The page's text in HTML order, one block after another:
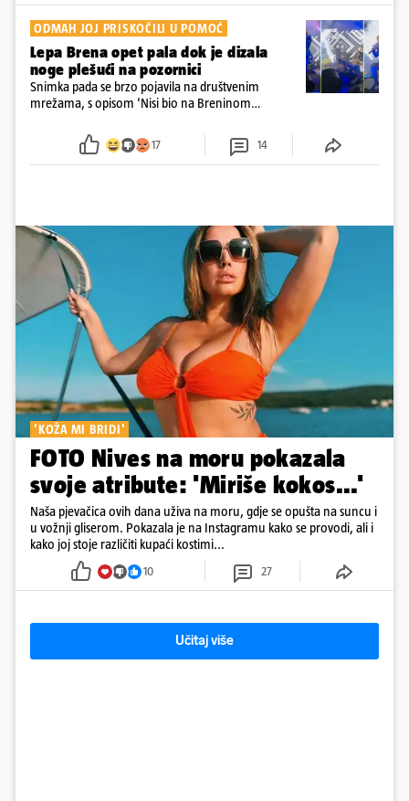
ODMAH JOJ PRISKOČILI U POMOĆ
Lepa Brena opet pala dok je dizala
noge plešući na pozornici
Snimka pada se brzo pojavila na društvenim
mrežama, s opisom 'Nisi bio na Breninom
Srećom, pjevačica se nije ozlijedila nego je s
osmijehom nastavila pjevati
17 14
'KOŽA MI BRIDI'
FOTO Nives na moru pokazala
svoje atribute: 'Miriše kokos...'
Naša pjevačica ovih dana uživa na moru, gdje se opušta na suncu i
u vožnji gliserom. Pokazala je na Instagramu kako se provodi, ali i
kako joj stoje različiti kupaći kostimi...
10 27
Učitaj više